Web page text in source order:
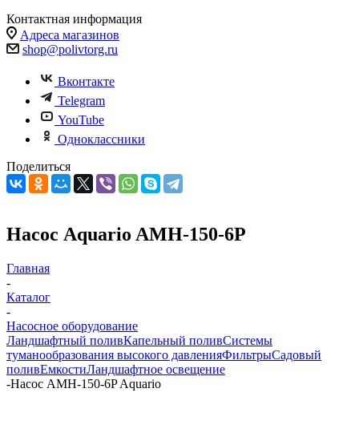
Контактная информация
Адреса магазинов
shop@polivtorg.ru
Вконтакте
Telegram
YouTube
Одноклассники
Поделиться
Насос Aquario AMH-150-6P
Главная
-
Каталог
-
Насосное оборудование
Ландшафтный поливКапельный поливСистемы
туманообразования высокого давленияФильтрыСадовый
поливЕмкостиЛандшафтное освещение
-Насос AMH-150-6P Aquario